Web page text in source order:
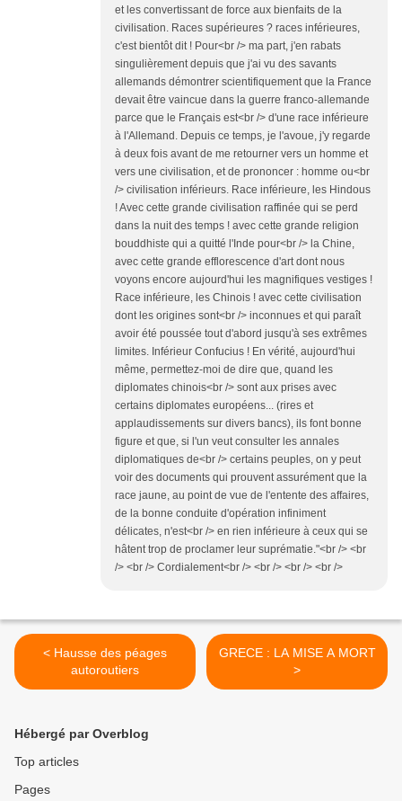
et les convertissant de force aux bienfaits de la
civilisation. Races supérieures ? races inférieures,
c'est bientôt dit ! Pour<br /> ma part, j'en rabats
singulièrement depuis que j'ai vu des savants
allemands démontrer scientifiquement que la France
devait être vaincue dans la guerre franco-allemande
parce que le Français est<br /> d'une race inférieure
à l'Allemand. Depuis ce temps, je l'avoue, j'y regarde
à deux fois avant de me retourner vers un homme et
vers une civilisation, et de prononcer : homme ou<br
/> civilisation inférieurs. Race inférieure, les Hindous
! Avec cette grande civilisation raffinée qui se perd
dans la nuit des temps ! avec cette grande religion
bouddhiste qui a quitté l'Inde pour<br /> la Chine,
avec cette grande efflorescence d'art dont nous
voyons encore aujourd'hui les magnifiques vestiges !
Race inférieure, les Chinois ! avec cette civilisation
dont les origines sont<br /> inconnues et qui paraît
avoir été poussée tout d'abord jusqu'à ses extrêmes
limites. Inférieur Confucius ! En vérité, aujourd'hui
même, permettez-moi de dire que, quand les
diplomates chinois<br /> sont aux prises avec
certains diplomates européens... (rires et
applaudissements sur divers bancs), ils font bonne
figure et que, si l'un veut consulter les annales
diplomatiques de<br /> certains peuples, on y peut
voir des documents qui prouvent assurément que la
race jaune, au point de vue de l'entente des affaires,
de la bonne conduite d'opération infiniment
délicates, n'est<br /> en rien inférieure à ceux qui se
hâtent trop de proclamer leur suprématie."<br /> <br
/> <br /> Cordialement<br /> <br /> <br /> <br />
< Hausse des péages
autoroutiers
GRECE : LA MISE A MORT
>
Hébergé par Overblog
Top articles
Pages